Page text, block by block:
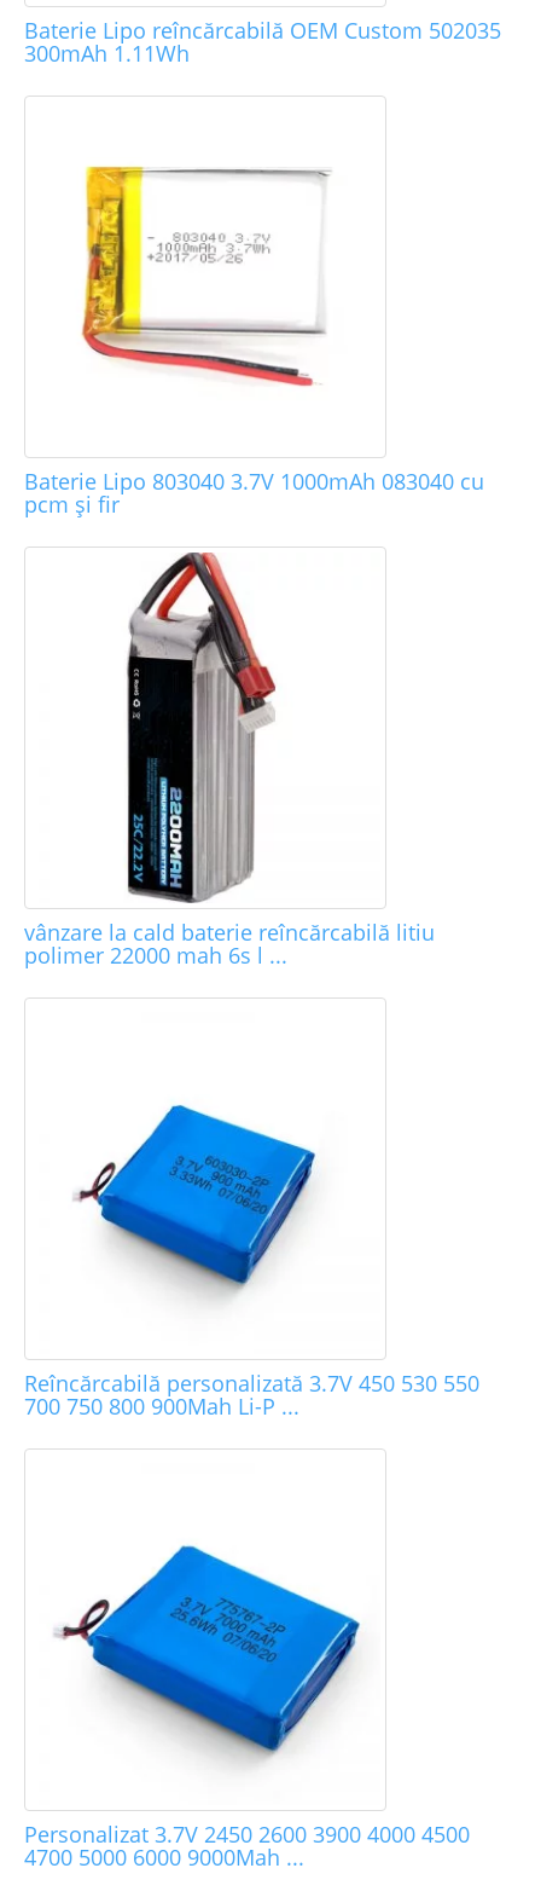
Baterie Lipo reîncărcabilă OEM Custom 502035
300mAh 1.11Wh
Baterie Lipo 803040 3.7V 1000mAh 083040 cu
pcm și fir
vânzare la cald baterie reîncărcabilă litiu
polimer 22000 mah 6s l ...
Reîncărcabilă personalizată 3.7V 450 530 550
700 750 800 900Mah Li-P ...
Personalizat 3.7V 2450 2600 3900 4000 4500
4700 5000 6000 9000Mah ...